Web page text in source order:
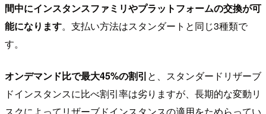
間中にインスタンスファミリやプラットフォームの交換が可
能になります。支払い方法はスタンダートと同じ3種類で
す。
オンデマンド比で最大45%の割引と、スタンダードリザーブ
ドインスタンスに比べ割引率は劣りますが、長期的な変動リ
スクによってリザーブドインスタンスの適用をためらってい